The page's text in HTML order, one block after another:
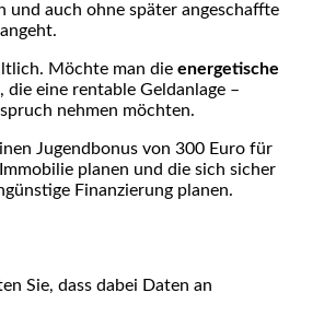
und auch ohne später angeschaffte
Möchte man die energetische
eine rentable Geldanlage –
nehmen möchten.
Jugendbonus von 300 Euro für
planen und die sich sicher
Finanzierung planen.
Sie, dass dabei Daten an